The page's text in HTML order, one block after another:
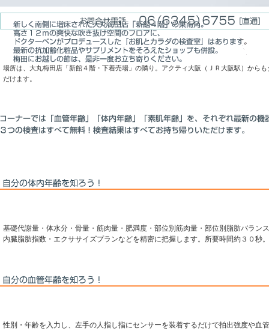
場所は、大丸梅田店「新館４階・下着売場」の隣り。アクティ大阪（ＪＲ大阪駅）から
だけます。
基礎代謝量・体水分・骨量・筋肉量・肥満度・部位別筋肉量・部位別脂肪バラン
内臓脂肪指数・エクササイズプランなどを精密に把握します。所要時間約３０秒。
性別・年齢を入力し、左手の人指し指にセンサーを装着するだけで拍出強度や血